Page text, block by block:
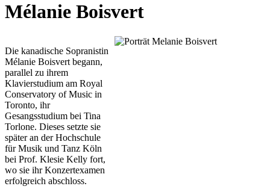
Mélanie Boisvert
Die kanadische Sopranistin
Mélanie Boisvert begann,
parallel zu ihrem
Klavierstudium am Royal
Conservatory of Music in
Toronto, ihr
Gesangsstudium bei Tina
Torlone. Dieses setzte sie
später an der Hochschule
für Musik und Tanz Köln
bei Prof. Klesie Kelly fort,
wo sie ihr Konzertexamen
erfolgreich abschloss.